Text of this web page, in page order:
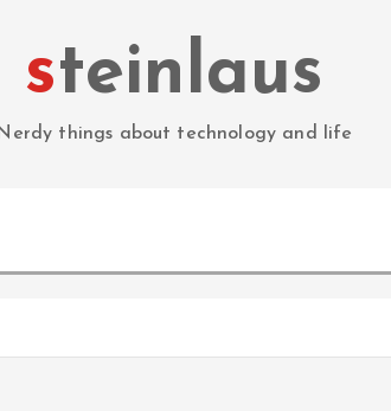
steinlaus
Nerdy things about technology and life